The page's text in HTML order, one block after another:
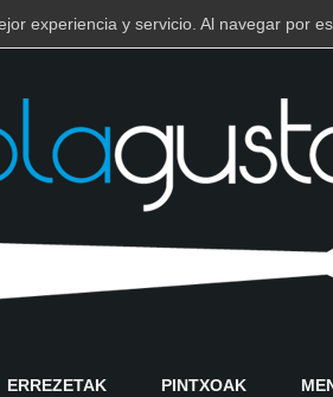
ERREZETAK PINTXOAK
experiencia y servicio. Al navegar por